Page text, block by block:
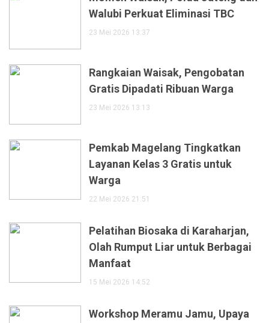
Walubi Perkuat Eliminasi TBC
23 Mei 2026 13:37
Rangkaian Waisak, Pengobatan
Gratis Dipadati Ribuan Warga
23 Mei 2026 13:13
Pemkab Magelang Tingkatkan
Layanan Kelas 3 Gratis untuk
Warga
22 Mei 2026 21:51
Pelatihan Biosaka di Karaharjan,
Olah Rumput Liar untuk Berbagai
Manfaat
15 Mei 2026 14:52
Workshop Meramu Jamu, Upaya